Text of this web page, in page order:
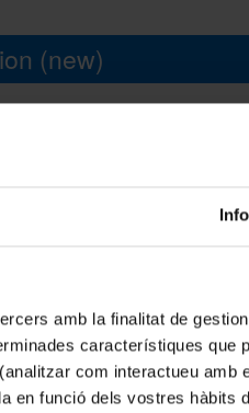
amb la finalitat de
característiques que
com interactueu amb
en funció dels vostres hàbits
(new)